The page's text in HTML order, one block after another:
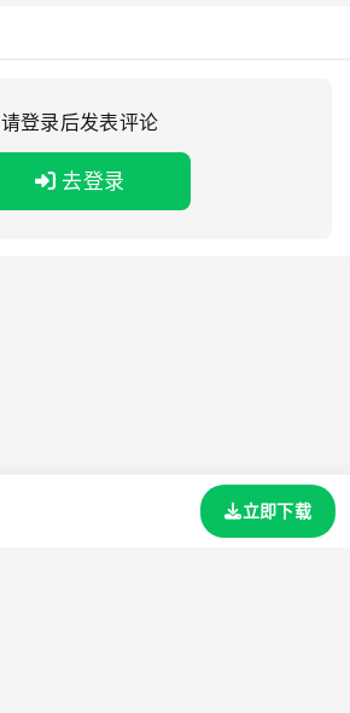
请登录后发表评论
去登录
立即下载